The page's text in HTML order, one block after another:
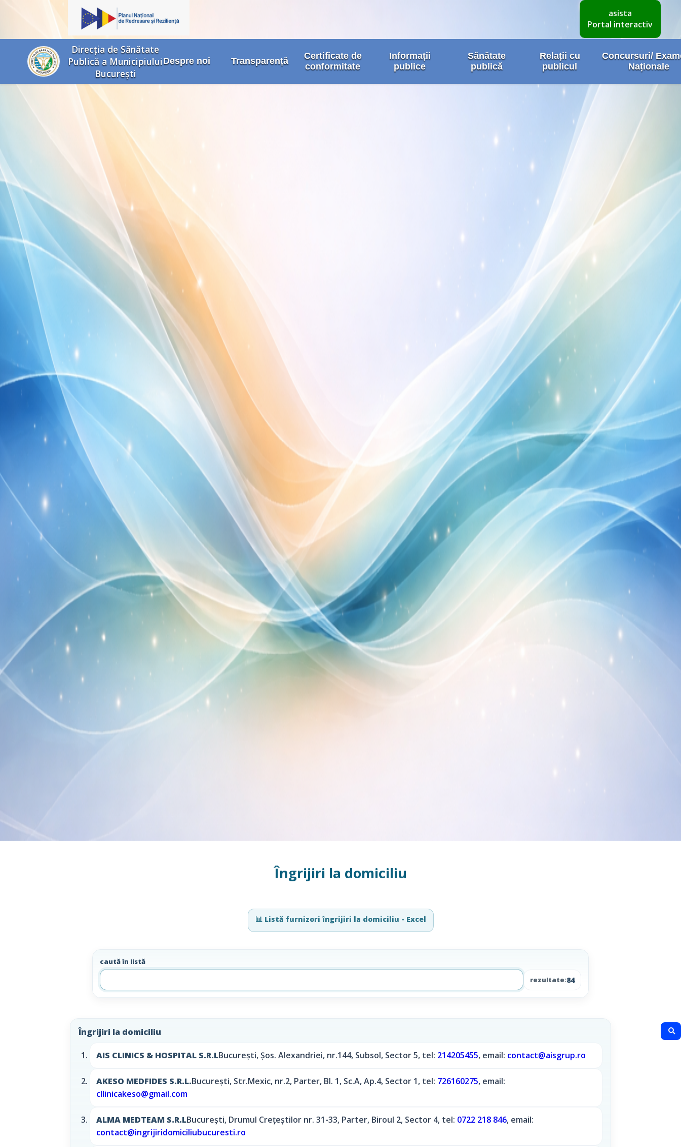
asista
Portal interactiv
Direcția de Sănătate
Publică a Municipiului
București
Despre noi Transparență
Certificate de
conformitate
Informații
publice
Sănătate
publică
Relații cu
publicul
Concursuri/
Naționale
Îngrijiri la domiciliu
📊 Listă furnizori îngrijiri la domiciliu - Excel
caută în listă
rezultate:84
Îngrijiri la domiciliu
AIS CLINICS & HOSPITAL S.R.LBucureşti, Șos. Alexandriei, nr.144, Subsol, Sector 5, tel: 214205455, email: contact@aisgrup.ro
AKESO MEDFIDES S.R.L.Bucureşti, Str.Mexic, nr.2, Parter, Bl. 1, Sc.A, Ap.4, Sector 1, tel: 726160275, email:
cllinicakeso@gmail.com
ALMA MEDTEAM S.R.LBucureşti, Drumul Crețeștilor nr. 31-33, Parter, Biroul 2, Sector 4, tel: 0722 218 846, email:
contact@ingrijiridomiciliubucuresti.ro